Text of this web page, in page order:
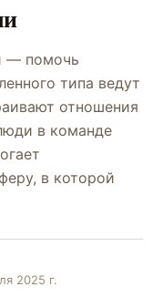
— помочь
типа ведут
отношения
в команде
в которой
2025 г.